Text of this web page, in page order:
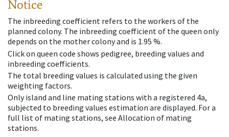
Notice
The inbreeding coefficient refers to the workers of the
planned colony. The inbreeding coefficient of the queen only
depends on the mother colony and is 1.95 %.
Click on queen code shows pedigree, breeding values and
inbreeding coefficients.
The total breeding values is calculated using the given
weighting factors.
Only island and line mating stations with a registered 4a,
subjected to breeding values estimation are displayed. For a
full list of mating stations, see Allocation of mating
stations.